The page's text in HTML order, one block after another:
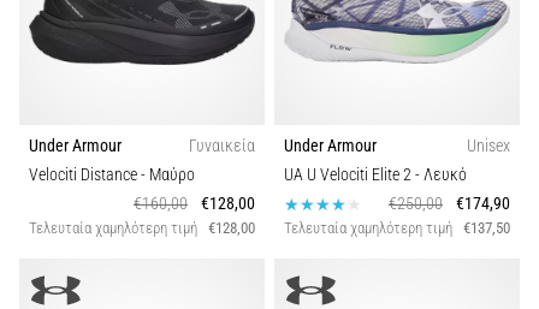
Under Armour
Γυναικεία
Velociti Distance- Μαύρο
€160,00
€128,00
Τελευταία χαμηλότερη τιμή €128,00
Under Armour
Unisex
UA U Velociti Elite 2- Λευκό
€250,00
€174,90
Τελευταία χαμηλότερη τιμή €137,50